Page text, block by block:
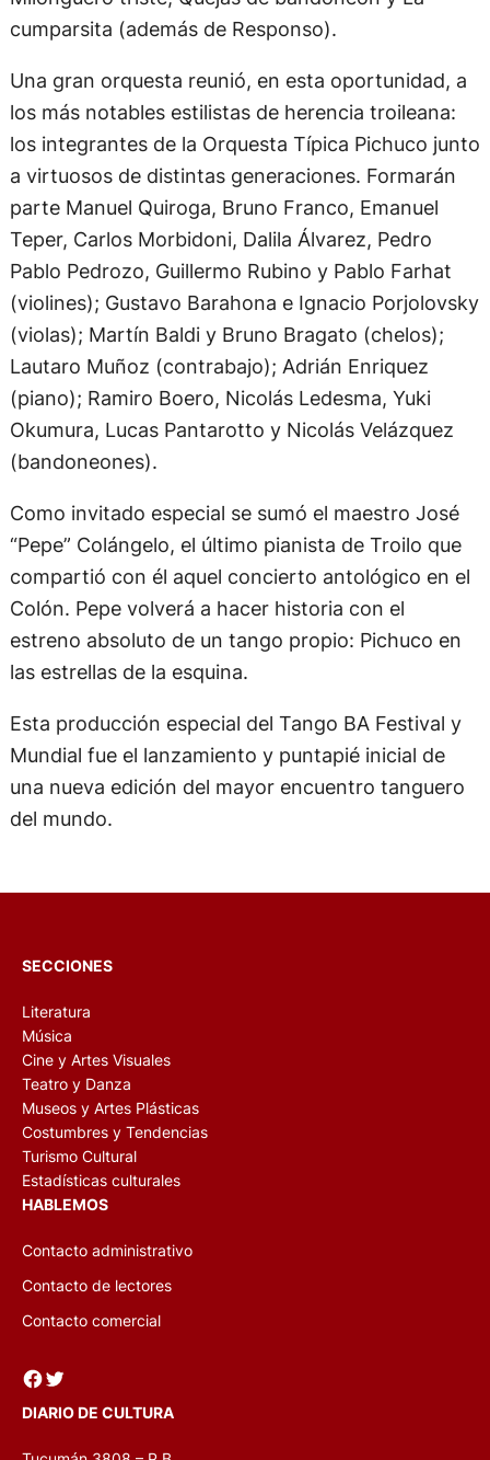
cumparsita (además de Responso).
Una gran orquesta reunió, en esta oportunidad, a
los más notables estilistas de herencia troileana:
los integrantes de la Orquesta Típica Pichuco junto
a virtuosos de distintas generaciones. Formarán
parte Manuel Quiroga, Bruno Franco, Emanuel
Teper, Carlos Morbidoni, Dalila Álvarez, Pedro
Pablo Pedrozo, Guillermo Rubino y Pablo Farhat
(violines); Gustavo Barahona e Ignacio Porjolovsky
(violas); Martín Baldi y Bruno Bragato (chelos);
Lautaro Muñoz (contrabajo); Adrián Enriquez
(piano); Ramiro Boero, Nicolás Ledesma, Yuki
Okumura, Lucas Pantarotto y Nicolás Velázquez
(bandoneones).
Como invitado especial se sumó el maestro José
“Pepe” Colángelo, el último pianista de Troilo que
compartió con él aquel concierto antológico en el
Colón. Pepe volverá a hacer historia con el
estreno absoluto de un tango propio: Pichuco en
las estrellas de la esquina.
Esta producción especial del Tango BA Festival y
Mundial fue el lanzamiento y puntapié inicial de
una nueva edición del mayor encuentro tanguero
del mundo.
SECCIONES
Literatura
Música
Cine y Artes Visuales
Teatro y Danza
Museos y Artes Plásticas
Costumbres y Tendencias
Turismo Cultural
Estadísticas culturales
HABLEMOS
Contacto administrativo
Contacto de lectores
Contacto comercial
Facebook Twitter
DIARIO DE CULTURA